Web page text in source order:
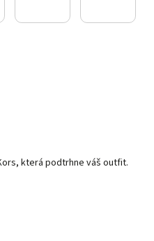
která podtrhne váš outfit.